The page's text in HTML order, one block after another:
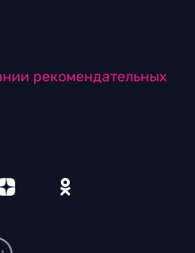
рекомендательных